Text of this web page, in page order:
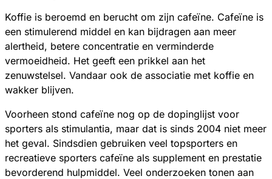
Koffie is beroemd en berucht om zijn cafeïne. Cafeïne is
een stimulerend middel en kan bijdragen aan meer
alertheid, betere concentratie en verminderde
vermoeidheid. Het geeft een prikkel aan het
zenuwstelsel. Vandaar ook de associatie met koffie en
wakker blijven.
Voorheen stond cafeïne nog op de dopinglijst voor
sporters als stimulantia, maar dat is sinds 2004 niet meer
het geval. Sindsdien gebruiken veel topsporters en
recreatieve sporters cafeïne als supplement en prestatie
bevorderend hulpmiddel. Veel onderzoeken tonen aan